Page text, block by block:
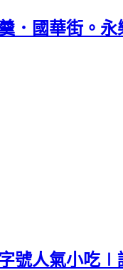
．國華街。
號人氣小吃∣